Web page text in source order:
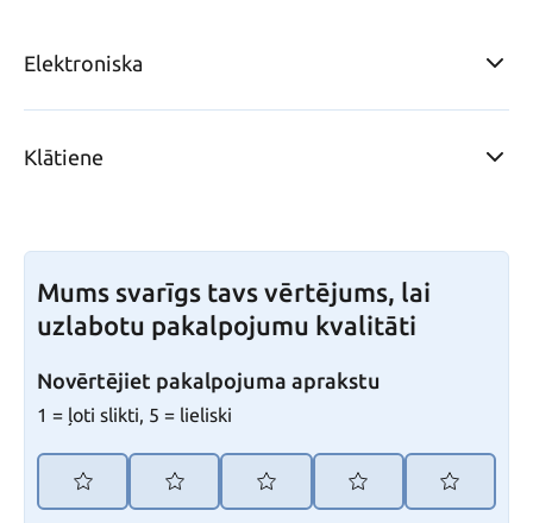
Elektroniska
Klātiene
Mums svarīgs tavs vērtējums, lai
uzlabotu pakalpojumu kvalitāti
Novērtējiet pakalpojuma aprakstu
1 = ļoti slikti, 5 = lieliski